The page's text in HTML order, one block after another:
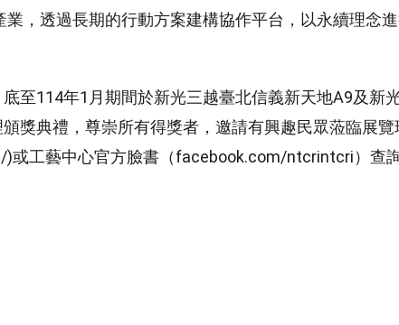
，透過長期的行動方案建構協作平台，以永續理念進
至114年1月期間於新光三越臺北信義新天地A9及新
獎典禮，尊崇所有得獎者，邀請有興趣民眾蒞臨展
工藝中心官方臉書（facebook.com/ntcrintcri）查詢